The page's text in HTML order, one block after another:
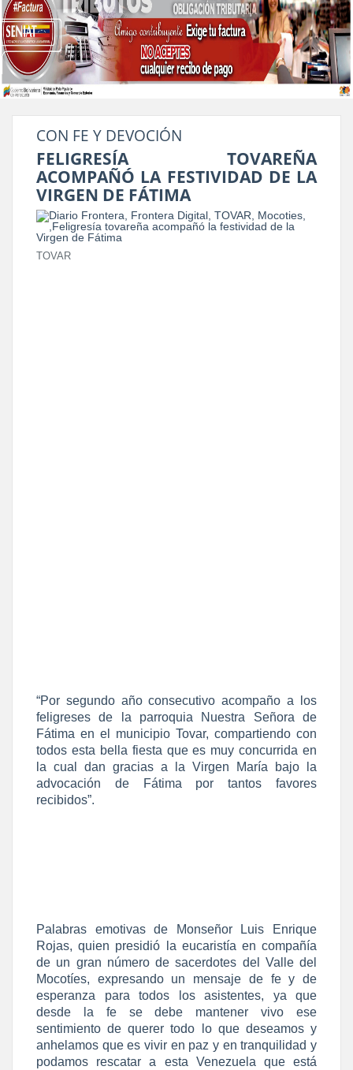
CON FE Y DEVOCIÓN
FELIGRESÍA TOVAREÑA
ACOMPAÑÓ LA FESTIVIDAD DE LA
VIRGEN DE FÁTIMA
TOVAR
“Por segundo año consecutivo acompaño a los
feligreses de la parroquia Nuestra Señora de
Fátima en el municipio Tovar, compartiendo con
todos esta bella fiesta que es muy concurrida en
la cual dan gracias a la Virgen María bajo la
advocación de Fátima por tantos favores
recibidos”.
Palabras emotivas de Monseñor Luis Enrique
Rojas, quien presidió la eucaristía en compañía
de un gran número de sacerdotes del Valle del
Mocotíes, expresando un mensaje de fe y de
esperanza para todos los asistentes, ya que
desde la fe se debe mantener vivo ese
sentimiento de querer todo lo que deseamos y
anhelamos que es vivir en paz y en tranquilidad y
podamos rescatar a esta Venezuela que está